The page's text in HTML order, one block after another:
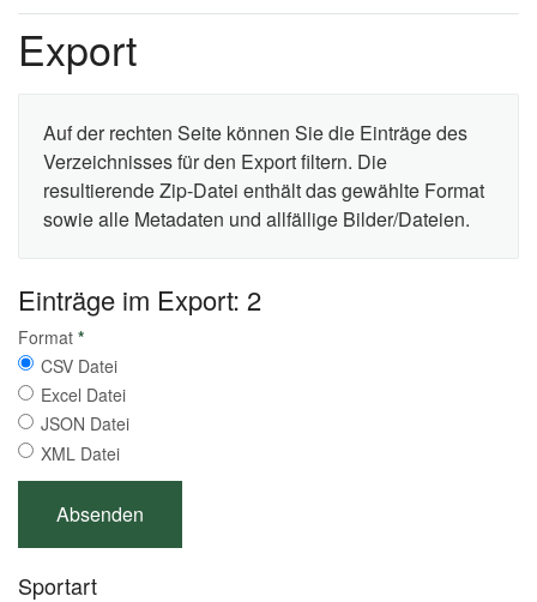
KONTAKT
Export
Auf der rechten Seite können Sie die Einträge des
Verzeichnisses für den Export filtern. Die
resultierende Zip-Datei enthält das gewählte Format
sowie alle Metadaten und allfällige Bilder/Dateien.
Einträge im Export: 2
Format *
CSV Datei
Excel Datei
JSON Datei
XML Datei
Sportart